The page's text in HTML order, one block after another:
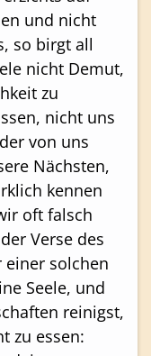
und nicht
so birgt all
nicht Demut,
zu
nicht uns
von uns
Nächsten,
kennen
oft falsch
Verse des
solchen
Seele, und
reinigst,
zu essen: